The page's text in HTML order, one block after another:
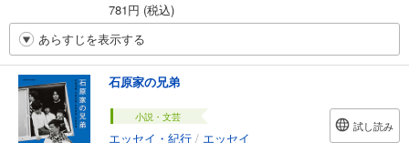
781円 (税込)
あらすじを表示する
石原家の兄弟
小説・文芸
エッセイ・紀行 / エッセイ
試し読み